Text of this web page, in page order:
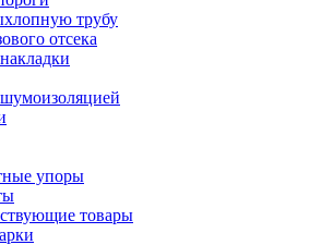
трубу
отсека
упоры
товары